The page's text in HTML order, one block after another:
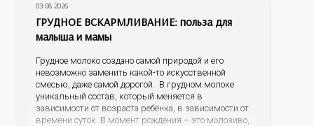
03.08.2026
ГРУДНОЕ ВСКАРМЛИВАНИЕ: польза для
малыша и мамы
Грудное молоко создано самой природой и его
невозможно заменить какой-то искусственной
смесью, даже самой дорогой. В грудном молоке
уникальный состав, который меняется в
зависимости от возраста ребёнка, в зависимости от
времени суток. В момент рождения – это молозиво,